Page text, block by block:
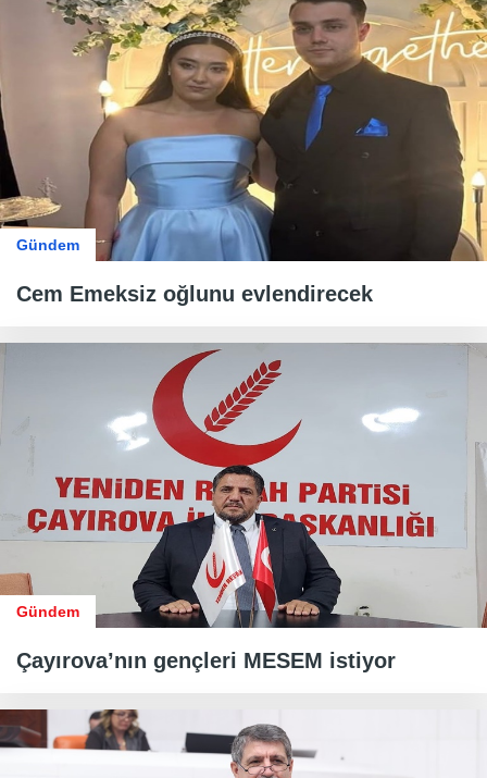
Gündem
Cem Emeksiz oğlunu evlendirecek
Gündem
Çayırova’nın gençleri MESEM istiyor